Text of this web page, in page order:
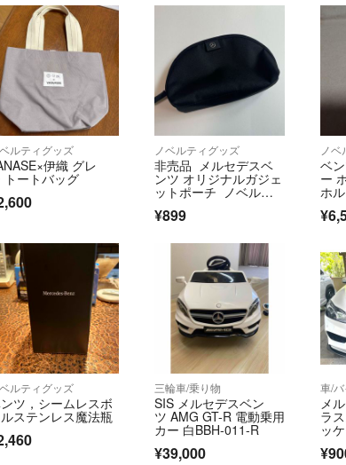
ルティグッズ
伊織 グレ
トートバッグ
ノベルティグッズ
非売品 メルセデスベ
ンツ オリジナルガジェ
ットポーチ ノベルテ
ィ
¥899
ノ
ベ
ー
ホ
ルティグッズ
ツ，シームレスボ
ルステンレス魔法瓶
三輪車/乗り物
SIS メルセデスベン
ツ AMG GT-R 電動乗用
カー 白BBH-011-R
¥39,000
車/
メ
ラ
ッ